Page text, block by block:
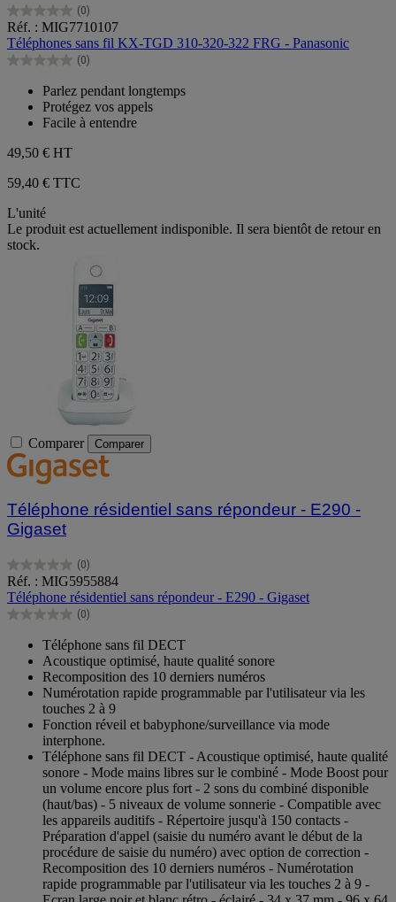
(0)
0.0
sur
5
étoiles.
Réf. : MIG7710107
Téléphones sans fil KX-TGD 310-320-322 FRG - Panasonic
(0)
0.0
étoiles.
Parlez pendant longtemps
Protégez vos appels
Facile à entendre
49,50 € HT
59,40 € TTC
L'unité
Le produit est actuellement indisponible. Il sera bientôt de retour en
stock.
Comparer Comparer
Téléphone résidentiel sans répondeur - E290 -
Gigaset
(0)
0.0
sur
5
étoiles.
Réf. : MIG5955884
Téléphone résidentiel sans répondeur - E290 - Gigaset
(0)
0.0
étoiles.
Téléphone sans fil DECT
Acoustique optimisé, haute qualité sonore
Recomposition des 10 derniers numéros
Numérotation rapide programmable par l'utilisateur via les
touches 2 à 9
Fonction réveil et babyphone/surveillance via mode
interphone.
Téléphone sans fil DECT - Acoustique optimisé, haute qualité
sonore - Mode mains libres sur le combiné - Mode Boost pour
un volume encore plus fort - 2 sons du combiné disponible
(haut/bas) - 5 niveaux de volume sonnerie - Compatible avec
les appareils auditifs - Répertoire jusqu'à 150 contacts -
Préparation d'appel (saisie du numéro avant le début de la
procédure de saisie du numéro) avec option de correction -
Recomposition des 10 derniers numéros - Numérotation
rapide programmable par l'utilisateur via les touches 2 à 9 -